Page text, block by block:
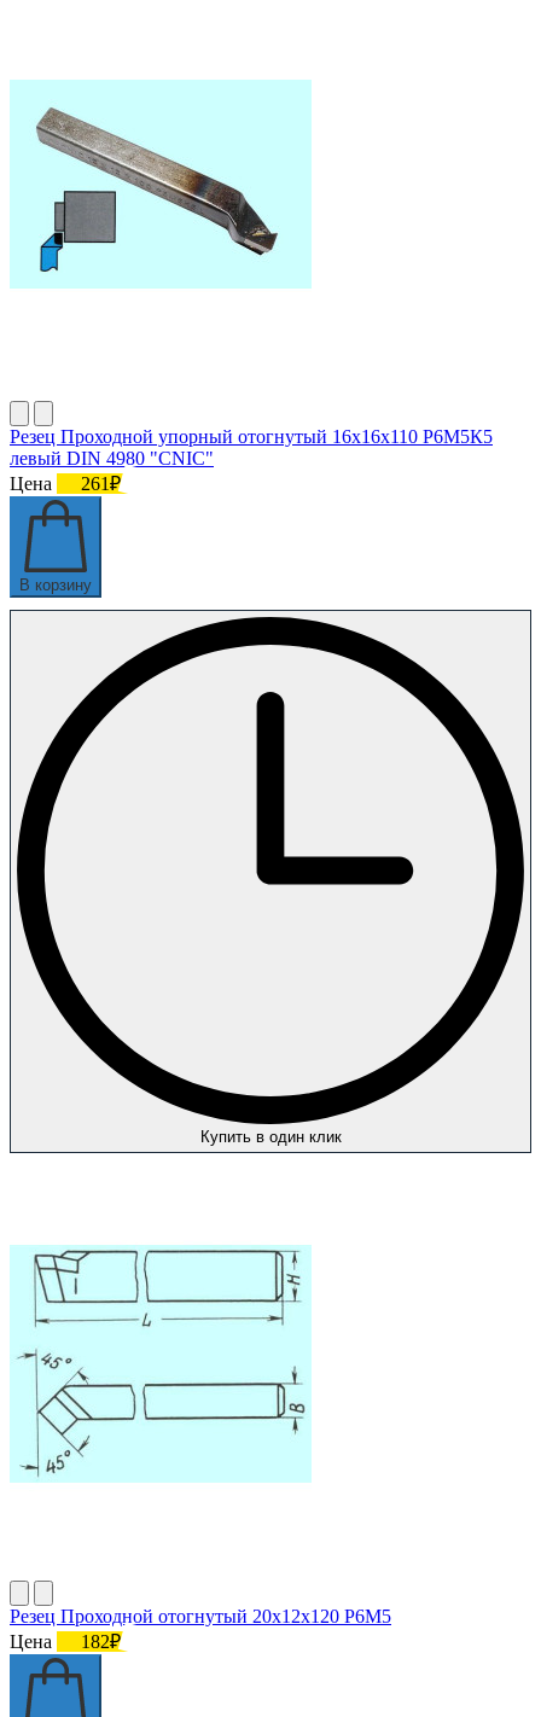
Резец Проходной упорный отогнутый 16х16х110 Р6М5К5
левый DIN 4980 "CNIC"
Цена
261₽
В корзину
Купить в один клик
Резец Проходной отогнутый 20х12х120 Р6М5
Цена
182₽